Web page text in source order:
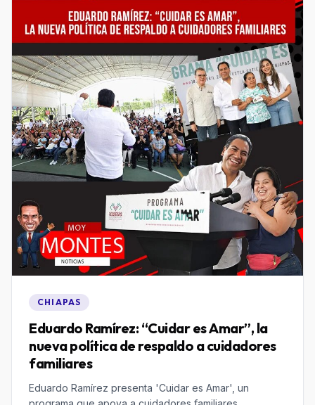
CHIAPAS
Eduardo Ramírez: “Cuidar es Amar”, la
nueva política de respaldo a cuidadores
Eduardo Ramírez presenta 'Cuidar es Amar', un